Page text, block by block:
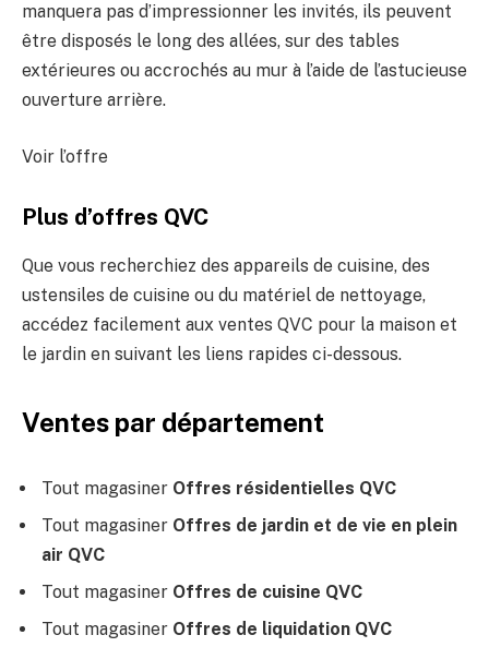
manquera pas d’impressionner les invités, ils peuvent
être disposés le long des allées, sur des tables
extérieures ou accrochés au mur à l’aide de l’astucieuse
ouverture arrière.
Voir l’offre
Plus d’offres QVC
Que vous recherchiez des appareils de cuisine, des
ustensiles de cuisine ou du matériel de nettoyage,
accédez facilement aux ventes QVC pour la maison et
le jardin en suivant les liens rapides ci-dessous.
Ventes par département
Tout magasiner Offres résidentielles QVC
Tout magasiner Offres de jardin et de vie en plein
air QVC
Tout magasiner Offres de cuisine QVC
Tout magasiner Offres de liquidation QVC